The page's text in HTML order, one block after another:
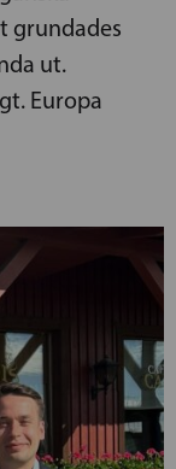
grundades
ut.
Europa